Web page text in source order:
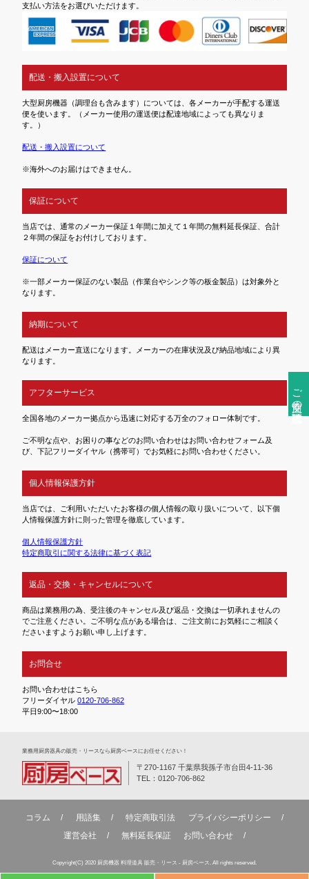
ご注文前の確認事項
支払い方法をお選びいただけます。
配送・搬入設置について
大型厨房機器（調理台も含みます）については、各メーカーが手配する運送
便を使います。（メーカー使用の運送便は配達地域によっても異なりま
す。）
配送・搬入設置について
※海外へのお届けはできません。
保証について
当店では、通常のメーカー保証１年間に加えて１年間の無料延長保証、合計
２年間の保証をお付けしております。
保証について
※一部メーカー保証のない製品（作業台やシンク等の板金製品）は対象外と
なります。
納期について
配送はメーカー直送になります。メーカーの在庫状況及び納品地域により異
なります。
アフターサービス
全国各地のメーカー拠点から迅速に対応する万全のフォロー体制です。
ご不明な点や、お困りの事などのお問い合わせはお問い合わせフォーム及
び、下記フリーダイヤル（携帯可）でお気軽にお問い合わせください。
個人情報保護方針
当店では、ご利用いただいたお客様の個人情報の取り扱いについて、以下個
人情報保護方針に則った管理を徹底しています。
個人情報保護方針
特定商取引に関する法律に基づく表記
返品・交換・キャンセルについて
商品は業務用の為、受注後のキャンセル及び返品・交換は一切承れませんの
でご注意ください。ご不明な点がある場合は、ご注文前にお気軽にご相談く
ださいますようお願い申し上げます。
お問合せ
お問い合わせはこちら
フリーダイヤル0120-706-862
平日9:00〜18:00
業務⽤厨房器具の販売・リースなら厨房ベースにお任せください！
〒270-1167 千葉県我孫子市台田4-11-36
TEL：0120-706-862
コラム 用語集 特定商取引法
プライバシーポリシー
運営会社
無料延⻑保証 お問い合わせ
Copyright(C) 2020 厨房機器 料理道具 販売・リース - 厨房ベース. All rights reserved.